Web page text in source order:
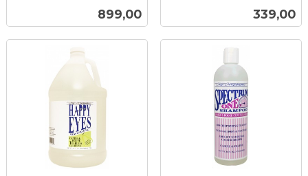
Pris
899,00 Pris
339,00